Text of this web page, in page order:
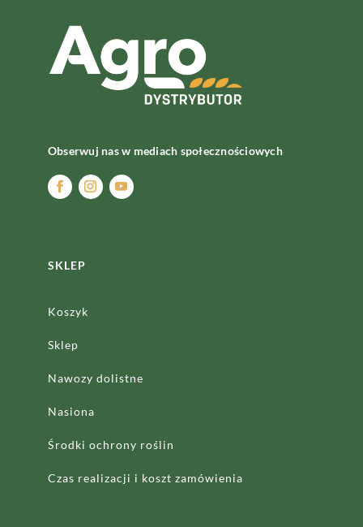
Obserwuj nas w mediach społecznościowych
SKLEP
Koszyk
Sklep
Nawozy dolistne
Nasiona
Środki ochrony roślin
Czas realizacji i koszt zamówienia